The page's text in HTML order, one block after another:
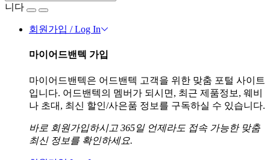
니다
회원가입 / Log In
마이어드밴텍 가입
마이어드밴텍은 어드밴텍 고객을 위한 맞춤 포털 사이트
입니다. 어드밴텍의 멤버가 되시면, 최근 제품정보, 웨비
나 초대, 최신 할인/사은품 정보를 구독하실 수 있습니다.
바로 회원가입하시고 365일 언제라도 접속 가능한 맞춤
최신 정보를 확인하세요.